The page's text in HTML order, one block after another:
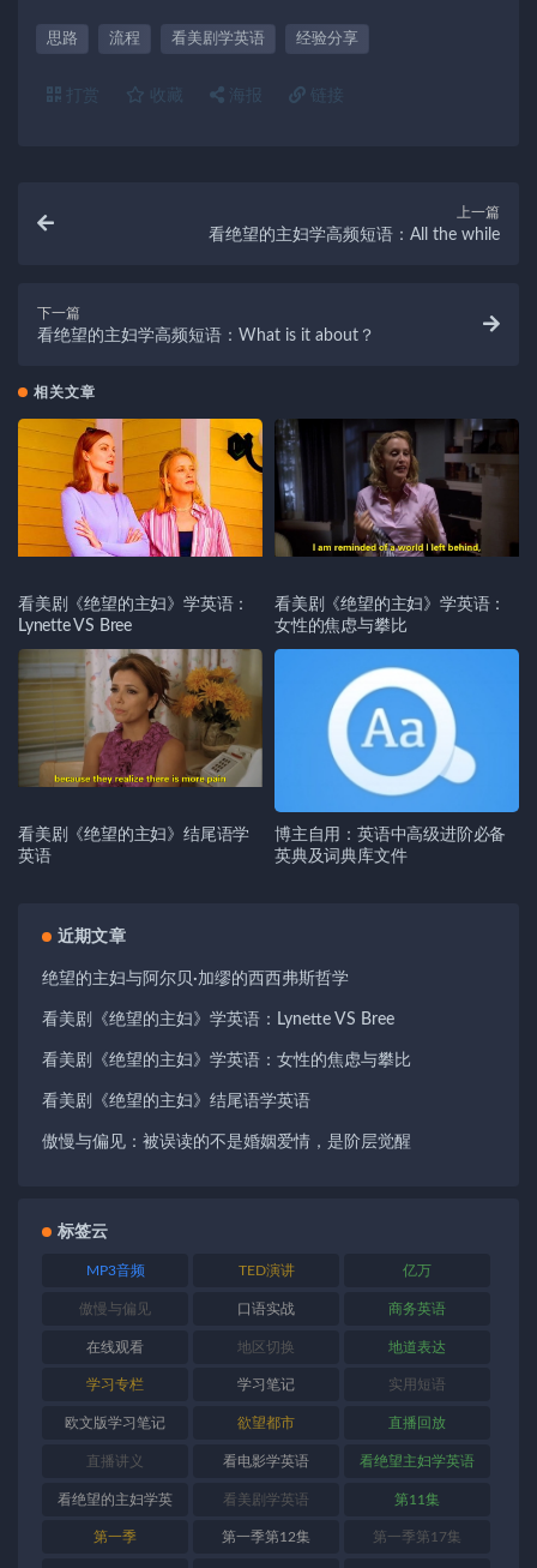
思路 流程 看美剧学英语 经验分享
打赏 收藏 海报 链接
上一篇
看绝望的主妇学高频短语：All the while
下一篇
看绝望的主妇学高频短语：What is it about？
相关文章
看美剧《绝望的主妇》学英语：
Lynette VS Bree
看美剧《绝望的主妇》学英语：
女性的焦虑与攀比
看美剧《绝望的主妇》结尾语学
英语
博主自用：英语中高级进阶必备
英典及词典库文件
近期文章
绝望的主妇与阿尔贝·加缪的西西弗斯哲学
看美剧《绝望的主妇》学英语：Lynette VS Bree
看美剧《绝望的主妇》学英语：女性的焦虑与攀比
看美剧《绝望的主妇》结尾语学英语
傲慢与偏见：被误读的不是婚姻爱情，是阶层觉醒
标签云
MP3音频 TED演讲 亿万
傲慢与偏见 口语实战 商务英语
在线观看 地区切换 地道表达
学习专栏 学习笔记 实用短语
欧文版学习笔记 欲望都市 直播回放
直播讲义 看电影学英语 看绝望主妇学英语
看绝望的主妇学英
语
看美剧学英语 第11集
第一季 第一季第12集 第一季第17集